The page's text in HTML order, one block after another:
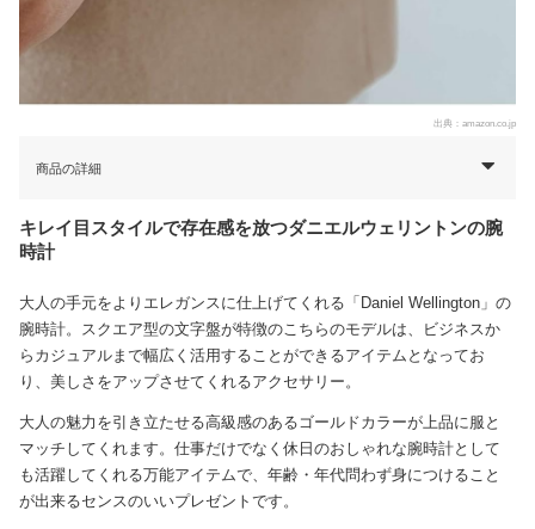
出典： amazon.co.jp
商品の詳細
キレイ目スタイルで存在感を放つダニエルウェリントンの腕
時計
大人の手元をよりエレガンスに仕上げてくれる「Daniel Wellington」の
腕時計。スクエア型の文字盤が特徴のこちらのモデルは、ビジネスか
らカジュアルまで幅広く活用することができるアイテムとなってお
り、美しさをアップさせてくれるアクセサリー。
大人の魅力を引き立たせる高級感のあるゴールドカラーが上品に服と
マッチしてくれます。仕事だけでなく休日のおしゃれな腕時計として
も活躍してくれる万能アイテムで、年齢・年代問わず身につけること
が出来るセンスのいいプレゼントです。